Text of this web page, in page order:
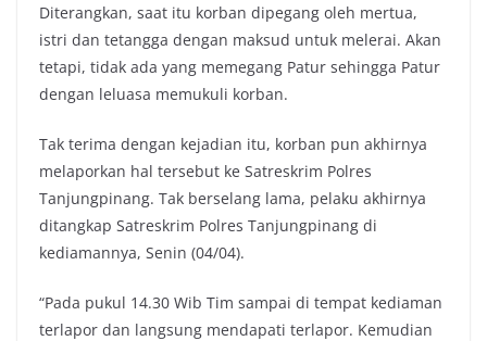
Diterangkan, saat itu korban dipegang oleh mertua,
istri dan tetangga dengan maksud untuk melerai. Akan
tetapi, tidak ada yang memegang Patur sehingga Patur
dengan leluasa memukuli korban.
Tak terima dengan kejadian itu, korban pun akhirnya
melaporkan hal tersebut ke Satreskrim Polres
Tanjungpinang. Tak berselang lama, pelaku akhirnya
ditangkap Satreskrim Polres Tanjungpinang di
kediamannya, Senin (04/04).
“Pada pukul 14.30 Wib Tim sampai di tempat kediaman
terlapor dan langsung mendapati terlapor. Kemudian